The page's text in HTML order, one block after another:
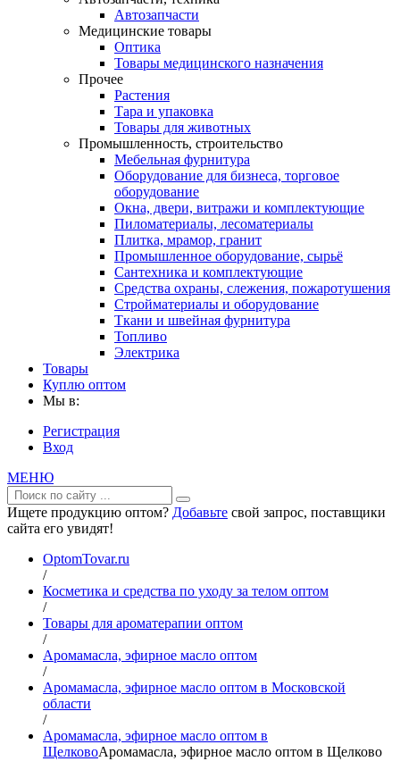
Автозапчасти
Медицинские товары
Оптика
Товары медицинского назначения
Прочее
Растения
Тара и упаковка
Товары для животных
Промышленность, строительство
Мебельная фурнитура
Оборудование для бизнеса, торговое
оборудование
Окна, двери, витражи и комплектующие
Пиломатериалы, лесоматериалы
Плитка, мрамор, гранит
Промышленное оборудование, сырьё
Сантехника и комплектующие
Средства охраны, слежения, пожаротушения
Стройматериалы и оборудование
Ткани и швейная фурнитура
Топливо
Электрика
Товары
Куплю оптом
Мы в:
Регистрация
Вход
МЕНЮ
Ищете продукцию оптом? Добавьте свой запрос, поставщики
сайта его увидят!
OptomTovar.ru
/
Косметика и средства по уходу за телом оптом
/
Товары для ароматерапии оптом
/
Аромамасла, эфирное масло оптом
/
Аромамасла, эфирное масло оптом в Московской
области
/
Аромамасла, эфирное масло оптом в
ЩелковоАромамасла, эфирное масло оптом в Щелково